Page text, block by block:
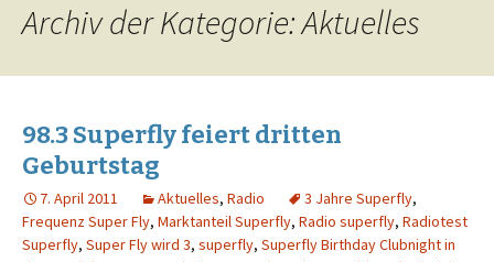
Archiv der Kategorie: Aktuelles
98.3 Superfly feiert dritten
Geburtstag
7. April 2011 Aktuelles, Radio 3 Jahre Superfly,
Frequenz Super Fly, Marktanteil Superfly, Radio superfly, Radiotest
Superfly, Super Fly wird 3, superfly, Superfly Birthday Clubnight in